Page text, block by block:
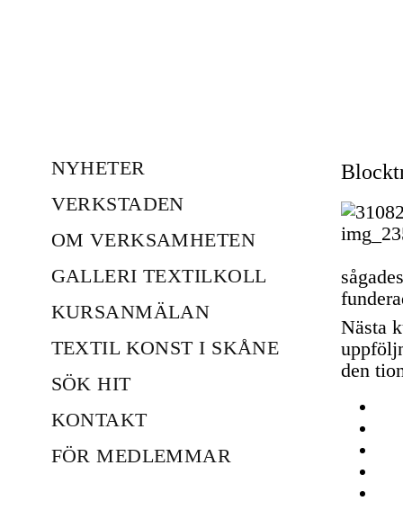
Nästa
den
NYHETER
VERKSTADEN
OM VERKSAMHETEN
GALLERI TEXTILKOLL
KURSANMÄLAN
TEXTIL KONST I SKÅNE
SÖK HIT
KONTAKT
FÖR MEDLEMMAR